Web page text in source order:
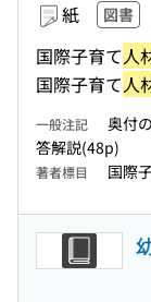
紙 図書
国際子育て人
国際子育て人
一般注記 奥付
答解説(48p)
著者標目 国際